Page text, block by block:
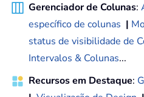
Gerenciador de Colunas:
específico de colunas |
status de visibilidade de
Intervalos & Colunas...
Recursos em Destaque: